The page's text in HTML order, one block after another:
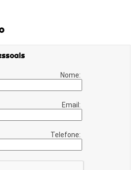
Nome:
Email:
Telefone: